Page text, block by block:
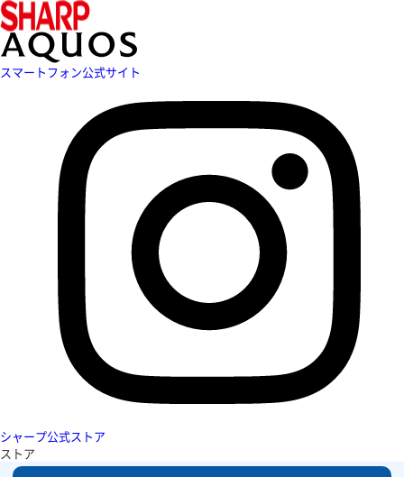
スマートフォン公式サイト
シャープ公式ストア
ストア